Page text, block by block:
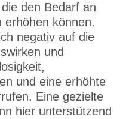
den Bedarf an
erhöhen können.
negativ auf die
und
und eine erhöhte
Eine gezielte
hier unterstützend